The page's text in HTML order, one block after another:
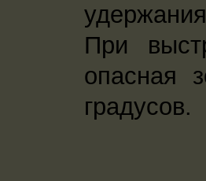
При
опасная
градусов.